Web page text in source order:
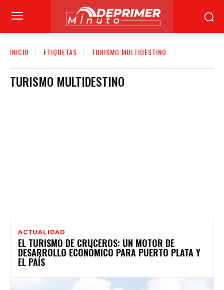
INICIO ETIQUETAS TURISMO MULTIDESTINO
TURISMO MULTIDESTINO
ACTUALIDAD
EL TURISMO DE CRUCEROS: UN MOTOR DE
DESARROLLO ECONÓMICO PARA PUERTO PLATA Y
EL PAÍS